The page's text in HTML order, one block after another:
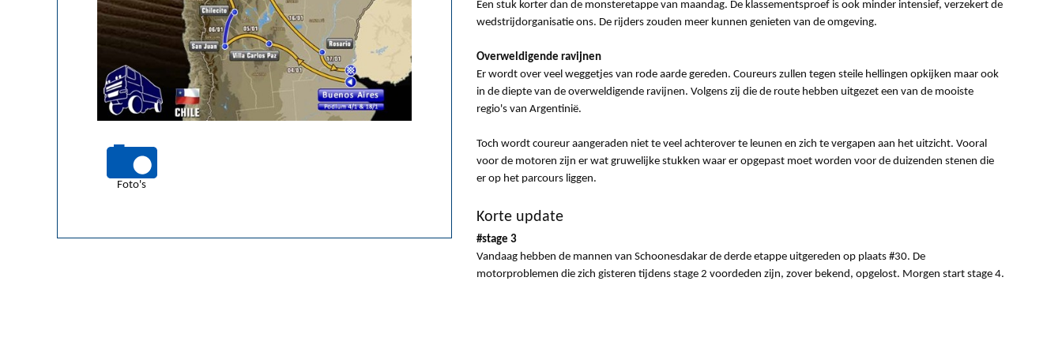
Foto's
Een stuk korter dan de monsteretappe van maandag. De klassementsproef is ook minder intensief, verzekert de
wedstrijdorganisatie ons. De rijders zouden meer kunnen genieten van de omgeving.
Overweldigende ravijnen
Er wordt over veel weggetjes van rode aarde gereden. Coureurs zullen tegen steile hellingen opkijken maar ook
in de diepte van de overweldigende ravijnen. Volgens zij die de route hebben uitgezet een van de mooiste
regio's van Argentinië.
Toch wordt coureur aangeraden niet te veel achterover te leunen en zich te vergapen aan het uitzicht. Vooral
voor de motoren zijn er wat gruwelijke stukken waar er opgepast moet worden voor de duizenden stenen die
er op het parcours liggen.
Korte update
#stage 3
Vandaag hebben de mannen van Schoonesdakar de derde etappe uitgereden op plaats #30. De
motorproblemen die zich gisteren tijdens stage 2 voordeden zijn, zover bekend, opgelost. Morgen start stage 4.